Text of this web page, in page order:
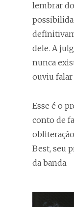
lembrar
dele. A
nunca
ouviu falar
Esse é o
conto de
Best, seu
da banda.